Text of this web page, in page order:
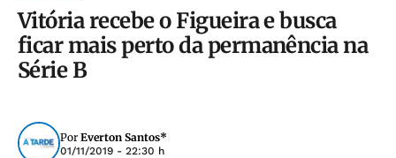
Vitória recebe o Figueira e busca
ficar mais perto da permanência na
Série B
Por Everton Santos*
01/11/2019 - 22:30 h